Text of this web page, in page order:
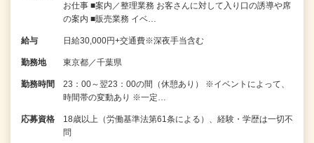
お仕事 ■案内／整理業務 お客さんに対して入り口の誘導や席
の案内 ■販売業務 イベ…
給与 日給30,000円+交通費※深夜手当含む
勤務地 東京都／千葉県
勤務時間
23：00～翌23：00の間（休憩あり） ※イベントによって、
時間帯の変動あり ※一定…
応募資格
18歳以上（労働基準法第61条による）、経験・学歴は一切不
問